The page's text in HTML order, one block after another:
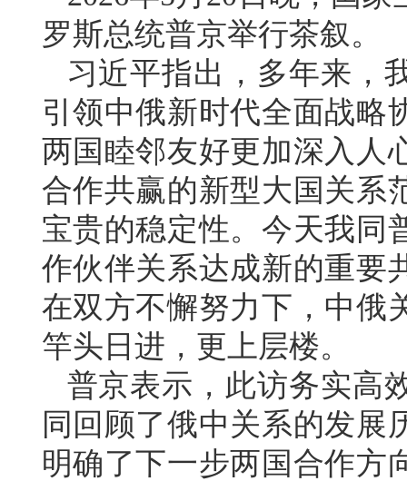
罗斯总统普京举行茶叙。
习近平指出，多年来，
引领中俄新时代全面战略
两国睦邻友好更加深入人
合作共赢的新型大国关系
宝贵的稳定性。今天我同
作伙伴关系达成新的重要
在双方不懈努力下，中俄
竿头日进，更上层楼。
普京表示，此访务实高
同回顾了俄中关系的发展
明确了下一步两国合作方